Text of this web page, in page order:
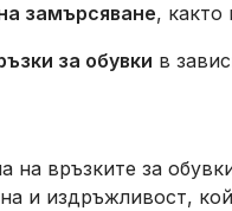
замърсяване, както
за обувки в
връзките за
и издръжливост,